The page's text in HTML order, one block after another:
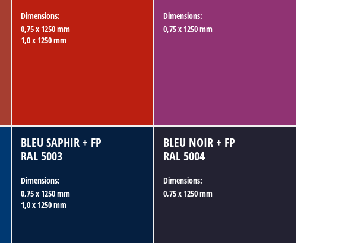
Dimensions:
0,75 x 1250 mm
1,0 x 1250 mm
Dimensions:
0,75 x 1250 mm
BLEU SAPHIR + FP
RAL 5003
Dimensions:
0,75 x 1250 mm
1,0 x 1250 mm
BLEU NOIR + FP
RAL 5004
Dimensions:
0,75 x 1250 mm